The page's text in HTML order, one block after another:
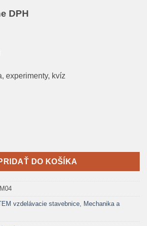
DPH
experimenty, kvíz
Mechanika: Vačky a Kľuky
DO KOŠÍKA
vzdelávacie stavebnice, Mechanika a